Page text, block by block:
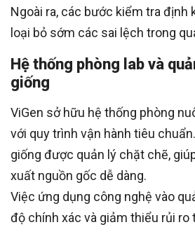
Ngoài ra, các bước kiểm tra định
loại bỏ sớm các sai lệch trong
Hệ thống phòng lab và
giống
ViGen sở hữu hệ thống phòng
với quy trình vận hành tiêu
giống được quản lý chặt chẽ,
xuất nguồn gốc dễ dàng.
Việc ứng dụng công nghệ vào
độ chính xác và giảm thiểu rủi ro